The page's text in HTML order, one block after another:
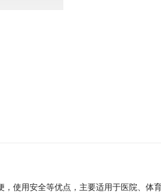
使用安全等优点，主要适用于医院、体